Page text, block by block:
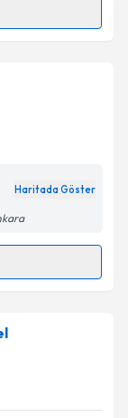
takvimi
almanız
belirtilen
Haritada Göster
takvimi
almanız